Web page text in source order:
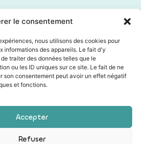
le consentement
nous utilisons des cookies pour
informations des appareils. Le fait d'y
traiter des données telles que le
ou les ID uniques sur ce site. Le fait de ne
son consentement peut avoir un effet négatif
et fonctions.
Accepter
Refuser
de poids
Conditions générales de vente